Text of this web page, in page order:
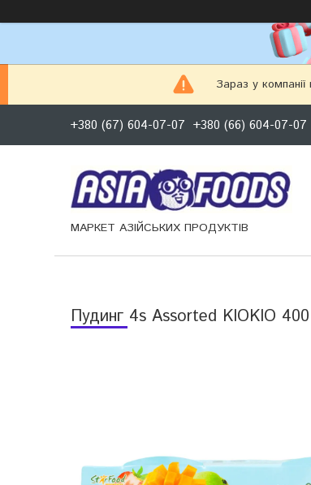
Зараз у
+380 (67) 604-07-07 +380 (66) 604-07-07
МАРКЕТ АЗІЙСЬКИХ ПРОДУКТІВ
Пудинг 4s Assorted KIOKIO